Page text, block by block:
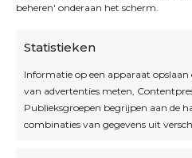
beheren' onderaan het scherm.
Statistieken
Informatie op een apparaat opslaan
van advertenties meten,
Publieksgroepen begrijpen aan de
combinaties van gegevens uit
Openingsuren